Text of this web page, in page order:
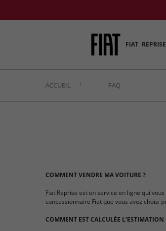
FIAT REPRISE
ACCUEIL FAQ
COMMENT VENDRE MA VOITURE ?
Fiat Reprise est un service en ligne qui
concessionnaire Fiat que vous avez choisi
COMMENT EST CALCULÉE